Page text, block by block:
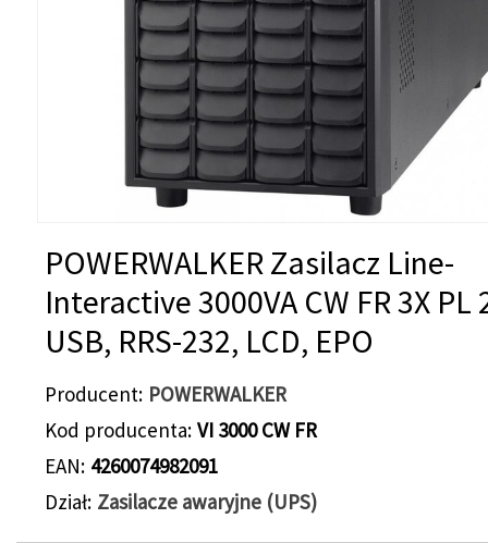
POWERWALKER Zasilacz Line-
Interactive 3000VA CW FR 3X PL
USB, RRS-232, LCD, EPO
Producent POWERWALKER
Kod producenta VI 3000 CW FR
EAN 4260074982091
Dział Zasilacze awaryjne (UPS)